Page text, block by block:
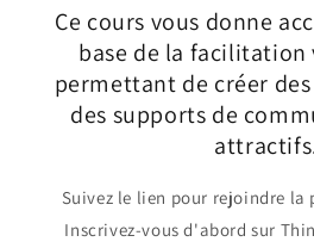
Ce cours vous donne
base de la facilitation
permettant de créer
des supports de
Suivez le lien pour rejoindre la
Inscrivez-vous d'abord sur